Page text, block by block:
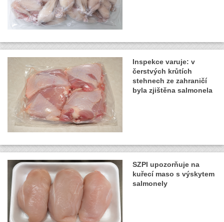
Inspekce varuje: v
čerstvých krůtích
stehnech ze zahraničí
byla zjištěna salmonela
SZPI upozorňuje na
kuřecí maso s výskytem
salmonely